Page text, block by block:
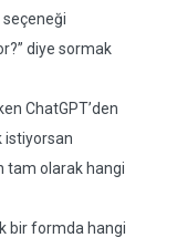
seçeneği
diye sormak
ChatGPT’den
istiyorsan
tam olarak hangi
bir formda hangi